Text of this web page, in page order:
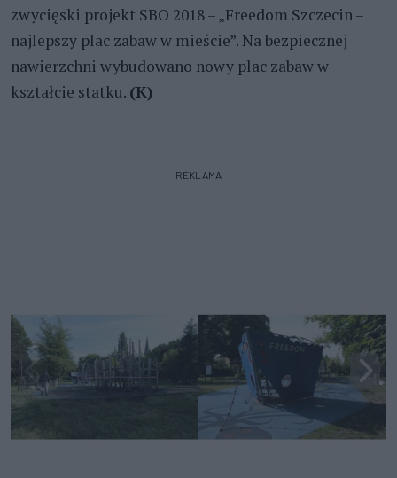
zwycięski projekt SBO 2018 – „Freedom Szczecin –
najlepszy plac zabaw w mieście”. Na bezpiecznej
nawierzchni wybudowano nowy plac zabaw w
kształcie statku. (K)
REKLAMA